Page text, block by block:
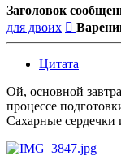
Заголовок
для двоих
Цитата
Ой, основной
процессе
Сахарные сердечки